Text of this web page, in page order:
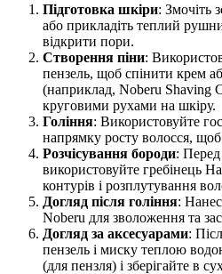
Підготовка шкіри: Змочіть
або прикладіть теплий
відкрити пори.
Створення піни:
пензель, щоб спінити крем
(наприклад, Noberu Shaving
круговими рухами на шкіру.
Гоління: Використовуйте
напрямку росту волосся, щоб
Розчісування бороди: Перед
використовуйте гребінець
контурів і розплутування
Догляд після гоління:
Noberu для зволоження та
Догляд за аксесуарами:
пензель і миску теплою
(для пензля) і зберігайте в